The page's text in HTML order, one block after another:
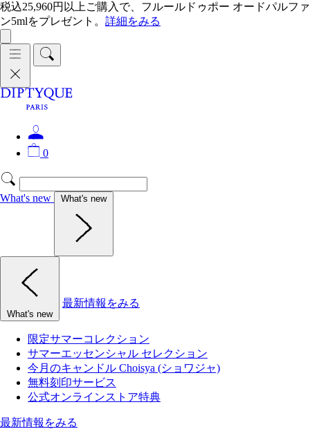
税込25,960円以上ご購入で、フルールドゥポー オードパルファ
ン5mlをプレゼント。 詳細をみる
0
What's new What's new
What's new
最新情報をみる
限定サマーコレクション
サマーエッセンシャル セレクション
今月のキャンドル Choisya (ショワジャ)
無料刻印サービス
公式オンラインストア特典
最新情報をみる